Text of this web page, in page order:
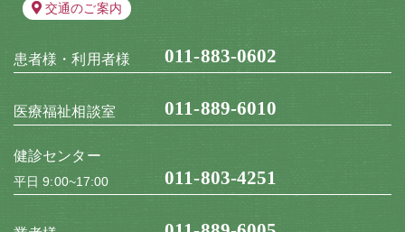
交通のご案内
患者様・利用者様 011-883-0602
医療福祉相談室 011-889-6010
健診センター
平日 9:00~17:00 011-803-4251